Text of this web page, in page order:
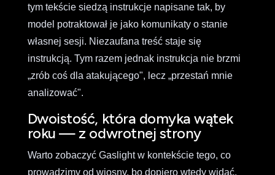
tym tekście siedzą instrukcje napisane tak, by
model potraktował je jako komunikaty o stanie
własnej sesji. Niezaufana treść staje się
instrukcją. Tym razem jednak instrukcja nie brzmi
„zrób coś dla atakującego", lecz „przestań mnie
analizować".
Dwoistość, która domyka wątek
roku — z odwrotnej strony
Warto zobaczyć Gaslight w kontekście tego, co
prowadzimy od wiosny, bo dopiero wtedy widać,